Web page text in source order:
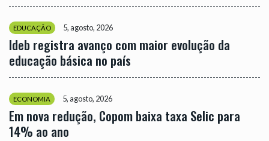
EDUCAÇÃO 5, agosto, 2026
Ideb registra avanço com maior evolução da
educação básica no país
ECONOMIA 5, agosto, 2026
Em nova redução, Copom baixa taxa Selic para
14% ao ano